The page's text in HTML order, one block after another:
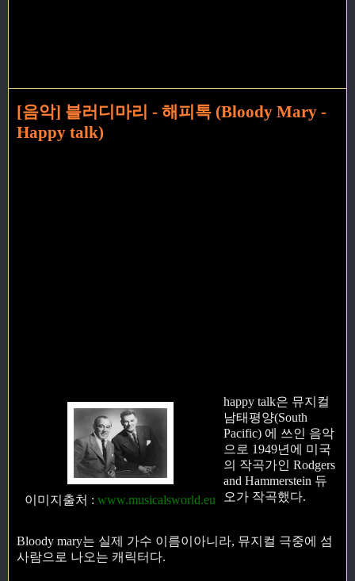
[음악] 블러디마리 - 해피톡 (Bloody Mary -
Happy talk)
이미지출처 : www.musicalsworld.eu
happy talk은 뮤지컬
남태평양(South
Pacific) 에 쓰인 음악
으로 1949년에 미국
의 작곡가인 Rodgers
and Hammerstein 듀
오가 작곡했다.
Bloody mary는 실제 가수 이름이아니라, 뮤지컬 극중에 섬
사람으로 나오는 캐릭터다.